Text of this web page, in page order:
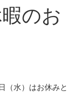
のお
（水）はお休みと